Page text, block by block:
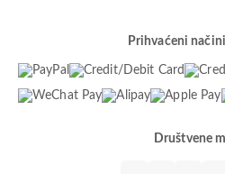
Prihvaćeni
Društvene